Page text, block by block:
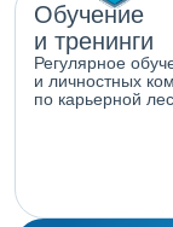
Обучение
и тренинги
Регулярное
и личностных
по карьерной